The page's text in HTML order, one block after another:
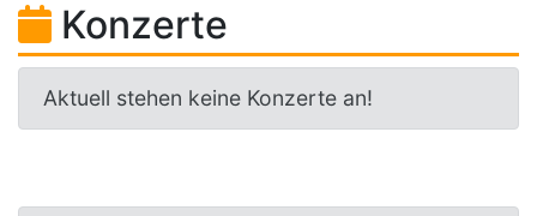
Konzerte
Aktuell stehen keine Konzerte an!